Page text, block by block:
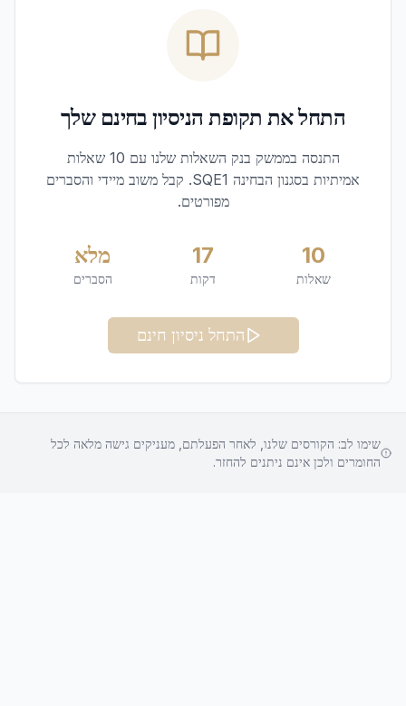
התחל את תקופת הניסיון בחינם שלך
התנסה בממשק בנק השאלות שלנו עם 10 שאלות
אמיתיות בסגנון הבחינה SQE1. קבל משוב מיידי והסברים
מפורטים.
10
שאלות
17
דקות
מלא
הסברים
התחל ניסיון חינם
שימו לב: הקורסים שלנו, לאחר הפעלתם, מעניקים גישה מלאה לכל
החומרים ולכן אינם ניתנים להחזר.